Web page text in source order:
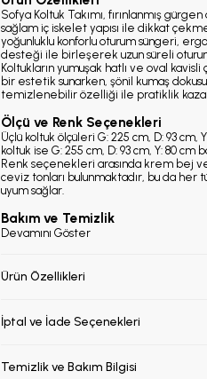
Sofya Koltuk Takımı, fırınlanmış
sağlam iç iskelet yapısı ile dikkat
yoğunluklu konforlu oturum süngeri,
desteği ile birleşerek uzun süreli
Koltukların yumuşak hatlı ve oval
bir estetik sunarken, şönil kumaş
temizlenebilir özelliği ile pratiklik
Ölçü ve Renk Seçenekleri
Üçlü koltuk ölçüleri G: 225 cm, D: 93 cm,
koltuk ise G: 255 cm, D: 93 cm, Y: 80 cm
Renk seçenekleri arasında krem bej
ceviz tonları bulunmaktadır, bu da her
uyum sağlar.
Bakım ve Temizlik
Devamını Göster
Ürün Özellikleri
İptal ve İade Seçenekleri
Temizlik ve Bakım Bilgisi